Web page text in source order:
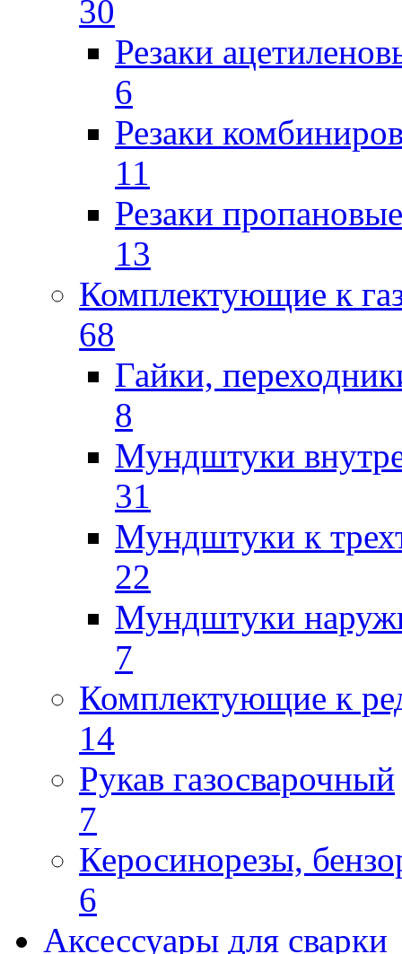
30
Резаки
6
Резаки
11
Резаки пропановые
13
Комплектующие к
68
Гайки,
8
Мундштуки
31
Мундштуки к
22
Мундштуки
7
Комплектующие к
14
Рукав газосварочный
7
Керосинорезы,
6
Аксессуары для сварки